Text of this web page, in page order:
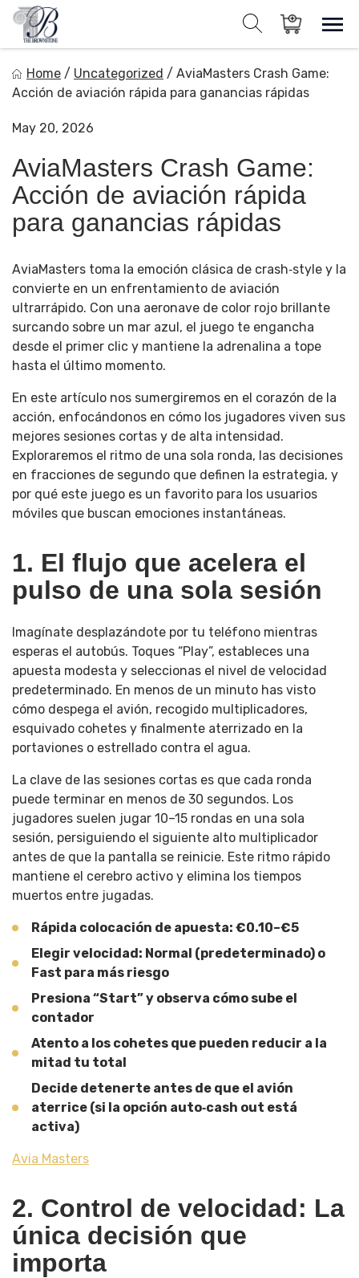
Skip
content
Items in cart
Private Events and Catering
Home / Uncategorized / AviaMasters Crash Game:
Acción de aviación rápida para ganancias rápidas
May 20, 2026
AviaMasters Crash Game:
Acción de aviación rápida
para ganancias rápidas
AviaMasters toma la emoción clásica de crash‑style y la
convierte en un enfrentamiento de aviación
ultrarrápido. Con una aeronave de color rojo brillante
surcando sobre un mar azul, el juego te engancha
desde el primer clic y mantiene la adrenalina a tope
hasta el último momento.
En este artículo nos sumergiremos en el corazón de la
acción, enfocándonos en cómo los jugadores viven sus
mejores sesiones cortas y de alta intensidad.
Exploraremos el ritmo de una sola ronda, las decisiones
en fracciones de segundo que definen la estrategia, y
por qué este juego es un favorito para los usuarios
móviles que buscan emociones instantáneas.
1. El flujo que acelera el
pulso de una sola sesión
Imagínate desplazándote por tu teléfono mientras
esperas el autobús. Toques “Play”, estableces una
apuesta modesta y seleccionas el nivel de velocidad
predeterminado. En menos de un minuto has visto
cómo despega el avión, recogido multiplicadores,
esquivado cohetes y finalmente aterrizado en la
portaviones o estrellado contra el agua.
La clave de las sesiones cortas es que cada ronda
puede terminar en menos de 30 segundos. Los
jugadores suelen jugar 10–15 rondas en una sola
sesión, persiguiendo el siguiente alto multiplicador
antes de que la pantalla se reinicie. Este ritmo rápido
mantiene el cerebro activo y elimina los tiempos
muertos entre jugadas.
Rápida colocación de apuesta: €0.10–€5
Elegir velocidad: Normal (predeterminado) o
Fast para más riesgo
Presiona “Start” y observa cómo sube el
contador
Atento a los cohetes que pueden reducir a la
mitad tu total
Decide detenerte antes de que el avión
aterrice (si la opción auto‑cash out está
activa)
Avia Masters
2. Control de velocidad: La
única decisión que
importa